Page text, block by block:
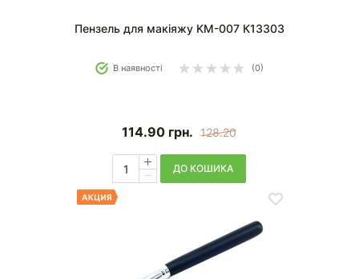
Пензель для макіяжу KM-007 К13303
В наявності (0)
114.90 грн. 128.20
ДО КОШИКА